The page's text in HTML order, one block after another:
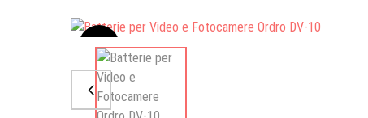
Sale